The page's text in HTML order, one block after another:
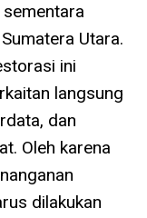
Utara.
ini
langsung
dan
Oleh karena
dilakukan